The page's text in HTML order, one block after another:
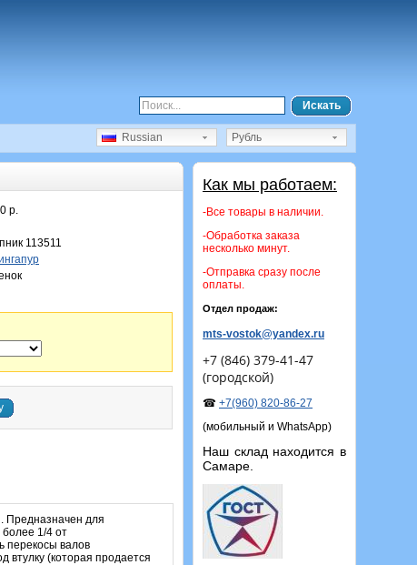
Искать
Рубль
Russian
Как мы работаем:
-Все товары в наличии.
-Обработка заказа
несколько минут.
-Отправка сразу после
оплаты.
Отдел продаж:
mts-vostok@yandex.ru
+7 (846) 379-41-47
(городской)
☎ +7(960) 820-86-27
(мобильный и WhatsApp)
Наш склад находится в
Самаре.
р.
113511
Предназначен для
более 1/4 от
перекосы валов
втулку (которая продается